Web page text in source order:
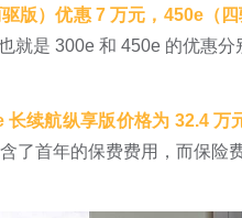
版）优惠 7 万元，450e（
也就是 300e 和 450e 的优惠分
长续航纵享版价格为 32.4 万
了首年的保费费用，而保险